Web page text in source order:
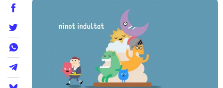
Llibres
La Llista
Llocs